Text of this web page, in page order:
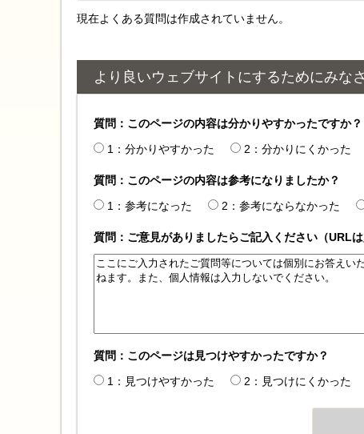
現在よくある質問は作成されていません。
より良いウェブサイトにするためにみな
質問：このページの内容は分かりやすかったですか？
1：分かりやすかった
2：分かりにくかった
質問：このページの内容は参考になりましたか？
1：参考になった
2：参考にならなかった
質問：ご意見がありましたらご記入ください（URLは
質問：このページは見つけやすかったですか？
1：見つけやすかった
2：見つけにくかった